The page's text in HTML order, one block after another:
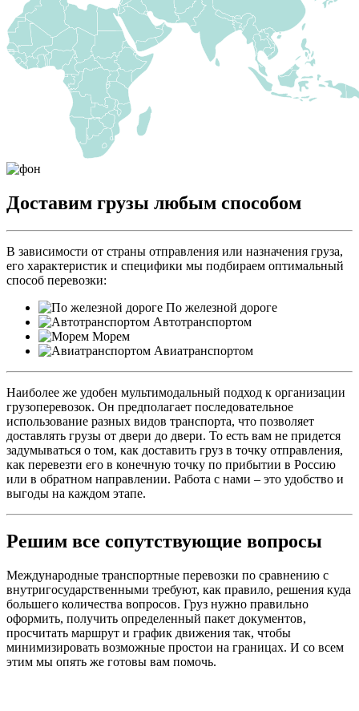
Доставим грузы любым способом
В зависимости от страны отправления или назначения груза,
его характеристик и специфики мы подбираем оптимальный
способ перевозки:
По железной дороге
Автотранспортом
Морем
Авиатранспортом
Наиболее же удобен мультимодальный подход к организации
грузоперевозок. Он предполагает последовательное
использование разных видов транспорта, что позволяет
доставлять грузы от двери до двери. То есть вам не придется
задумываться о том, как доставить груз в точку отправления,
как перевезти его в конечную точку по прибытии в Россию
или в обратном направлении. Работа с нами – это удобство и
выгоды на каждом этапе.
Решим все сопутствующие вопросы
Международные транспортные перевозки по сравнению с
внутригосударственными требуют, как правило, решения куда
большего количества вопросов. Груз нужно правильно
оформить, получить определенный пакет документов,
просчитать маршрут и график движения так, чтобы
минимизировать возможные простои на границах. И со всем
этим мы опять же готовы вам помочь.